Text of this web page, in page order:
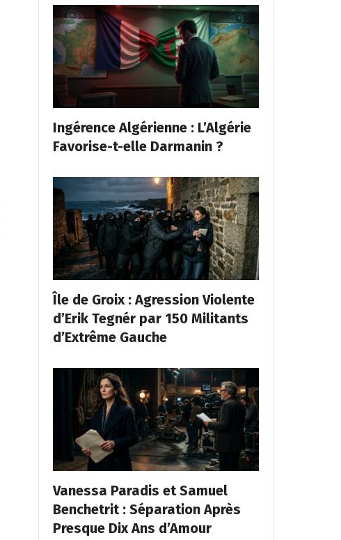
Ingérence Algérienne : L’Algérie
Favorise-t-elle Darmanin ?
Île de Groix : Agression Violente
d’Erik Tegnér par 150 Militants
d’Extrême Gauche
Vanessa Paradis et Samuel
Benchetrit : Séparation Après
Presque Dix Ans d’Amour